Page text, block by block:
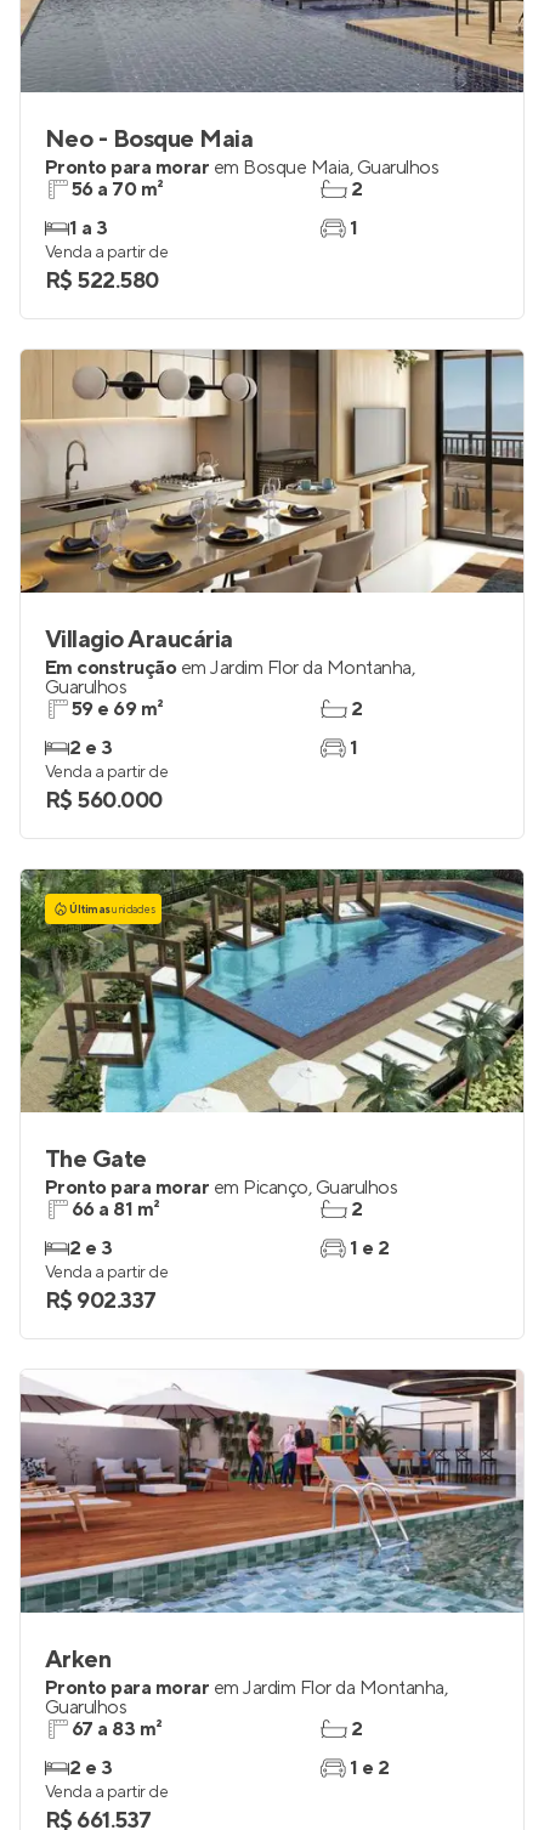
Neo - Bosque Maia
Pronto para morar em Bosque Maia, Guarulhos
56 a 70 m²
1 a 3
2
1
Venda a partir de
R$ 522.580
Villagio Araucária
Em construção em Jardim Flor da Montanha,
Guarulhos
59 e 69 m²
2 e 3
2
1
Venda a partir de
R$ 560.000
Últimasunidades
The Gate
Pronto para morar em Picanço, Guarulhos
66 a 81 m²
2 e 3
2
1 e 2
Venda a partir de
R$ 902.337
Arken
Pronto para morar em Jardim Flor da Montanha,
Guarulhos
67 a 83 m²
2 e 3
2
1 e 2
Venda a partir de
R$ 661.537